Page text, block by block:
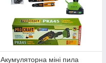
Акумуляторна міні пила